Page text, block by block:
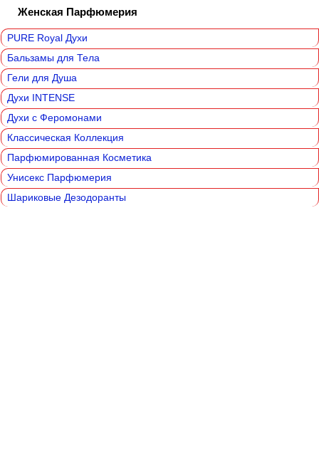
Женская Парфюмерия
PURE Royal Духи
Бальзамы для Тела
Гели для Душа
Духи INTENSE
Духи с Феромонами
Классическая Коллекция
Парфюмированная Косметика
Унисекс Парфюмерия
Шариковые Дезодоранты